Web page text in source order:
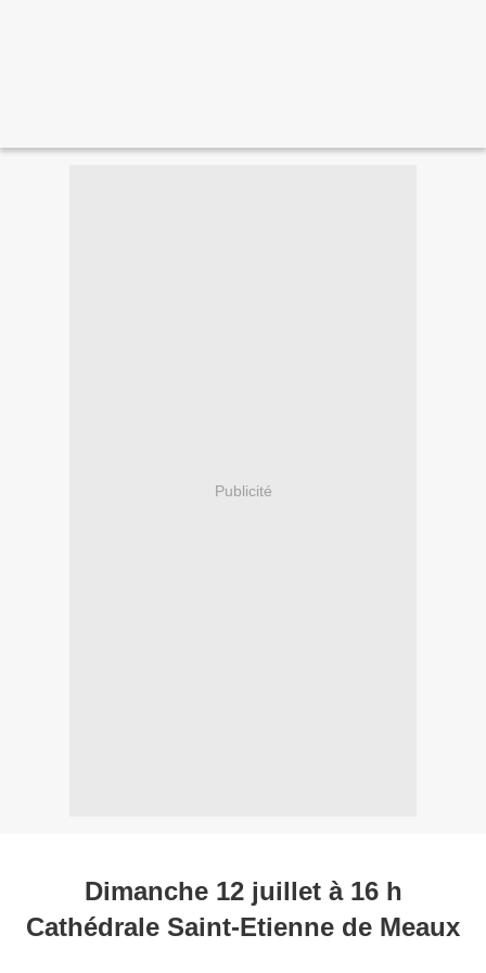
Publicité
Dimanche 12 juillet à 16 h
Cathédrale Saint-Etienne de Meaux